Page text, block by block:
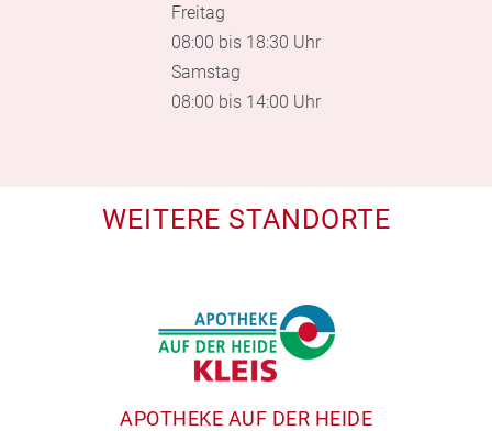
Freitag
08:00 bis 18:30 Uhr
Samstag
08:00 bis 14:00 Uhr
WEITERE STANDORTE
APOTHEKE AUF DER HEIDE